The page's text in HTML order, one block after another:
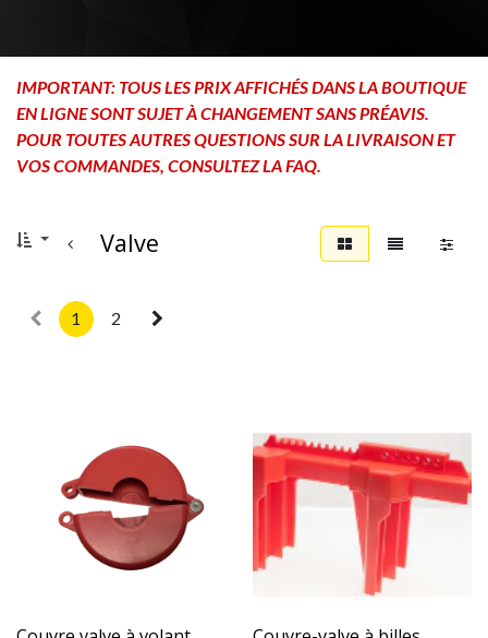
IMPORTANT: TOUS LES PRIX AFFICHÉS DANS LA BOUTIQUE
EN LIGNE SONT SUJET À CHANGEMENT SANS PRÉAVIS.
POUR TOUTES AUTRES QUESTIONS SUR LA LIVRAISON ET
VOS COMMANDES, CONSULTEZ LA FAQ.
Valve
1 2